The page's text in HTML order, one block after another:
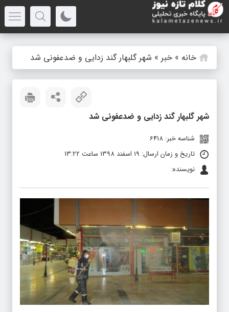
خانه » خبر » شهر گلبهار گند زدایی و ضدعفونی شد
شهر گلبهار گند زدایی و ضدعفونی شد
شناسه خبر: 6418
تاریخ و زمان ارسال: 19 اسفند 1398 ساعت 13:22
نویسنده: